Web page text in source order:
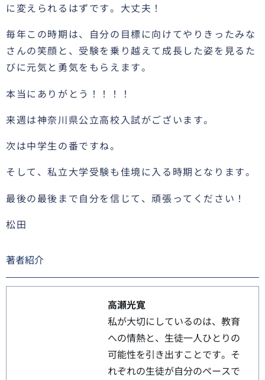
に変えられるはずです。大丈夫！
毎年この時期は、自分の目標に向けてやりきったみな
さんの笑顔と、受験を乗り越えて成長した姿を見るた
びに元気と勇気をもらえます。
本当にありがとう！！！！
来週は神奈川県公立高校入試がございます。
次は中学生の番ですね。
そして、私立大学受験も佳境に入る時期となります。
最後の最後まで自分を信じて、頑張ってください！
松田
著者紹介
高瀬光寛
私が大切にしているのは、教育
への情熱と、生徒一人ひとりの
可能性を引き出すことです。そ
れぞれの生徒が自分のペースで